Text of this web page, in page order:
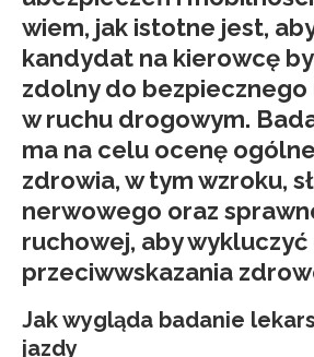
wiem, jak istotne jest,
kandydat na kierowcę
zdolny do
w ruchu drogowym.
ma na celu ocenę
zdrowia, w tym wzroku,
nerwowego oraz
ruchowej, aby
przeciwwskazania
Jak wygląda badanie
jazdy